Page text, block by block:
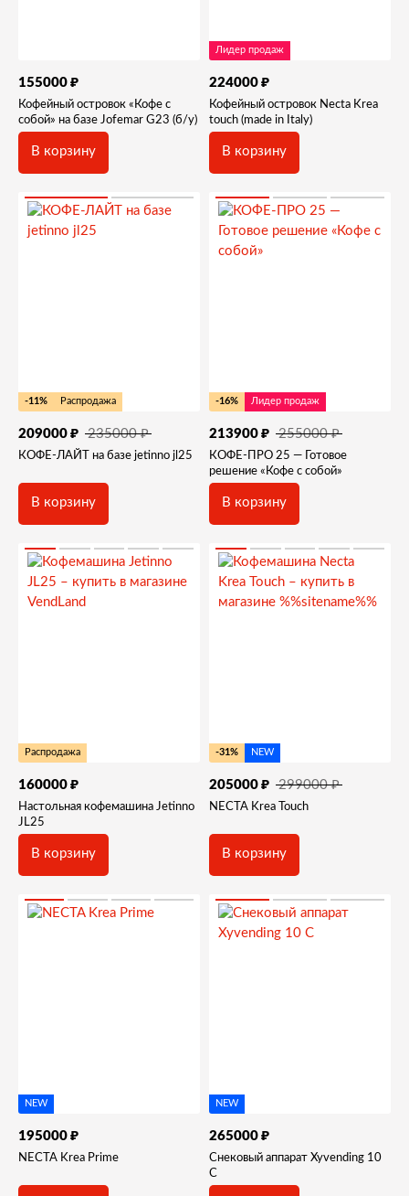
155000 ₽
Кофейный островок «Кофе с
собой» на базе Jofemar G23 (б/у)
В корзину
Лидер продаж
224000 ₽
Кофейный островок Necta Krea
touch (made in Italy)
В корзину
-11% Распродажа
209000 ₽ 235000₽
КОФЕ-ЛАЙТ на базе jetinno jl25
В корзину
-16% Лидер продаж
213900 ₽ 255000₽
КОФЕ-ПРО 25 — Готовое
решение «Кофе с собой»
В корзину
Распродажа
160000 ₽
Настольная кофемашина Jetinno
JL25
В корзину
-31% NEW
205000 ₽ 299000₽
NECTA Krea Touch
В корзину
NEW
195000 ₽
NECTA Krea Prime
NEW
265000 ₽
Снековый аппарат Xyvending 10
С